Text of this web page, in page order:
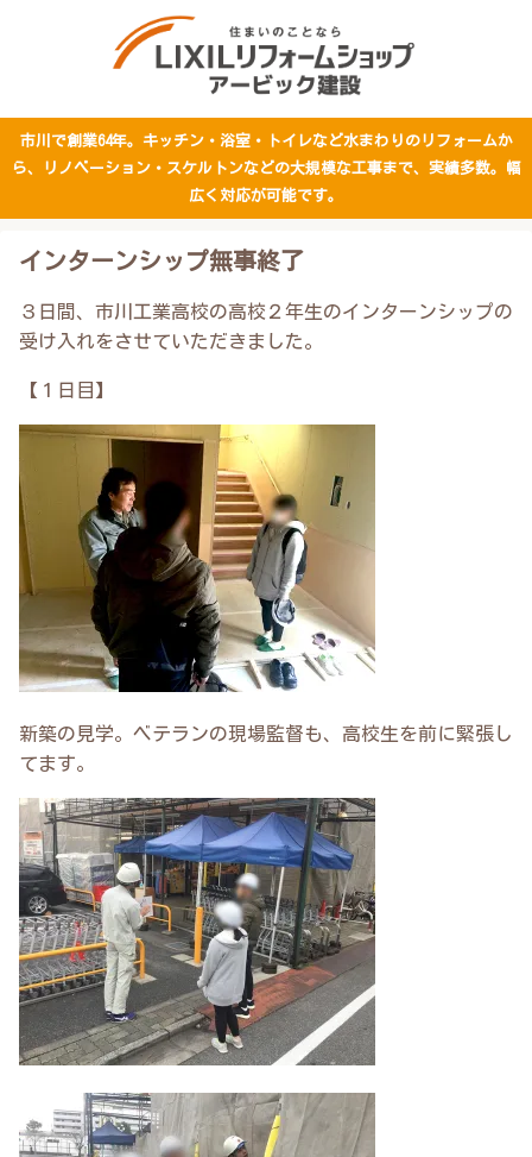
市川で創業64年。キッチン・浴室・トイレなど水まわりのリフォームか
ら、リノベーション・スケルトンなどの大規模な工事まで、実績多数。幅
広く対応が可能です。
インターンシップ無事終了
３日間、市川工業高校の高校２年生のインターンシップの
受け入れをさせていただきました。
【１日目】
新築の見学。ベテランの現場監督も、高校生を前に緊張し
てます。